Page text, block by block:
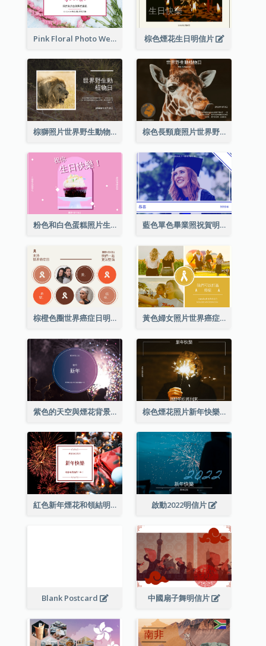
Pink Floral Photo Wedding Postcard 棕色煙花生日明信片
棕獅照片世界野生動物日明信片 棕色長頸鹿照片世界野生動物日明信片
粉色和白色蛋糕照片生日明信片 藍色單色畢業照祝賀明信片
棕橙色圈世界癌症日明信片 黃色婦女照片世界癌症日明信片
紫色的天空與煙花背景新年明信片 棕色煙花照片新年快樂明信片
紅色新年煙花和領結明信片 啟動2022明信片
Blank Postcard 中國扇子舞明信片